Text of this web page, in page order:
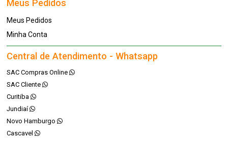
Meus Pedidos
Meus Pedidos
Minha Conta
Central de Atendimento - Whatsapp
SAC Compras Online
SAC Cliente
Curitiba
Jundiaí
Novo Hamburgo
Cascavel